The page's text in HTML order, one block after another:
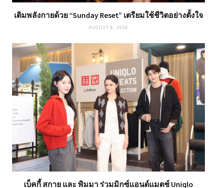
เติมพลังกายด้วย “Sunday Reset” เตรียมใช้ชีวิตอย่างตั้งใจ
AUGUST 8, 2026
เบ็คกี้ สกาย และ พิมมา ร่วมมิกซ์แอนด์แมตช์ Uniqlo